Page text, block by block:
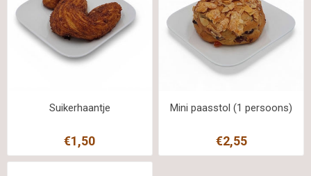
Suikerhaantje
€1,50
Mini paasstol (1 persoons)
€2,55